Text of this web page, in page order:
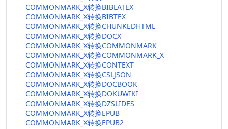
COMMONMARK_X转换BIBLATEX
COMMONMARK_X转换BIBTEX
COMMONMARK_X转换CHUNKEDHTML
COMMONMARK_X转换DOCX
COMMONMARK_X转换COMMONMARK
COMMONMARK_X转换COMMONMARK_X
COMMONMARK_X转换CONTEXT
COMMONMARK_X转换CSLJSON
COMMONMARK_X转换DOCBOOK
COMMONMARK_X转换DOKUWIKI
COMMONMARK_X转换DZSLIDES
COMMONMARK_X转换EPUB
COMMONMARK_X转换EPUB2